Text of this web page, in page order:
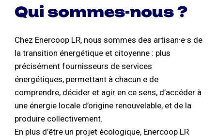
Qui sommes-nous ?
Chez Enercoop LR, nous sommes des artisan·e·s de
la transition énergétique et citoyenne : plus
précisément fournisseurs de services
énergétiques, permettant à chacun·e de
comprendre, décider et agir en ce sens, d’accéder à
une énergie locale d’origine renouvelable, et de la
produire collectivement.
En plus d’être un projet écologique, Enercoop LR